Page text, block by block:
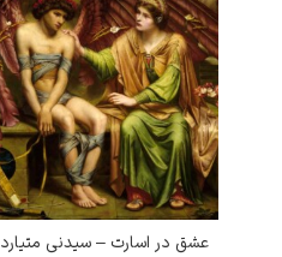
کامی پیسارو
ادوارد هاپر
عشق در اسارت – سیدنی متیارد